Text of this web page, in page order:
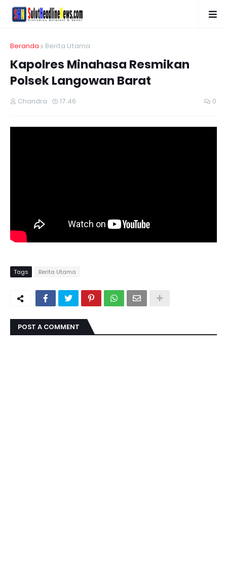
Beranda Berita Utama
Kapolres Minahasa Resmikan
Polsek Langowan Barat
Chandra 17.46 0
Tags Berita Utama
POST A COMMENT